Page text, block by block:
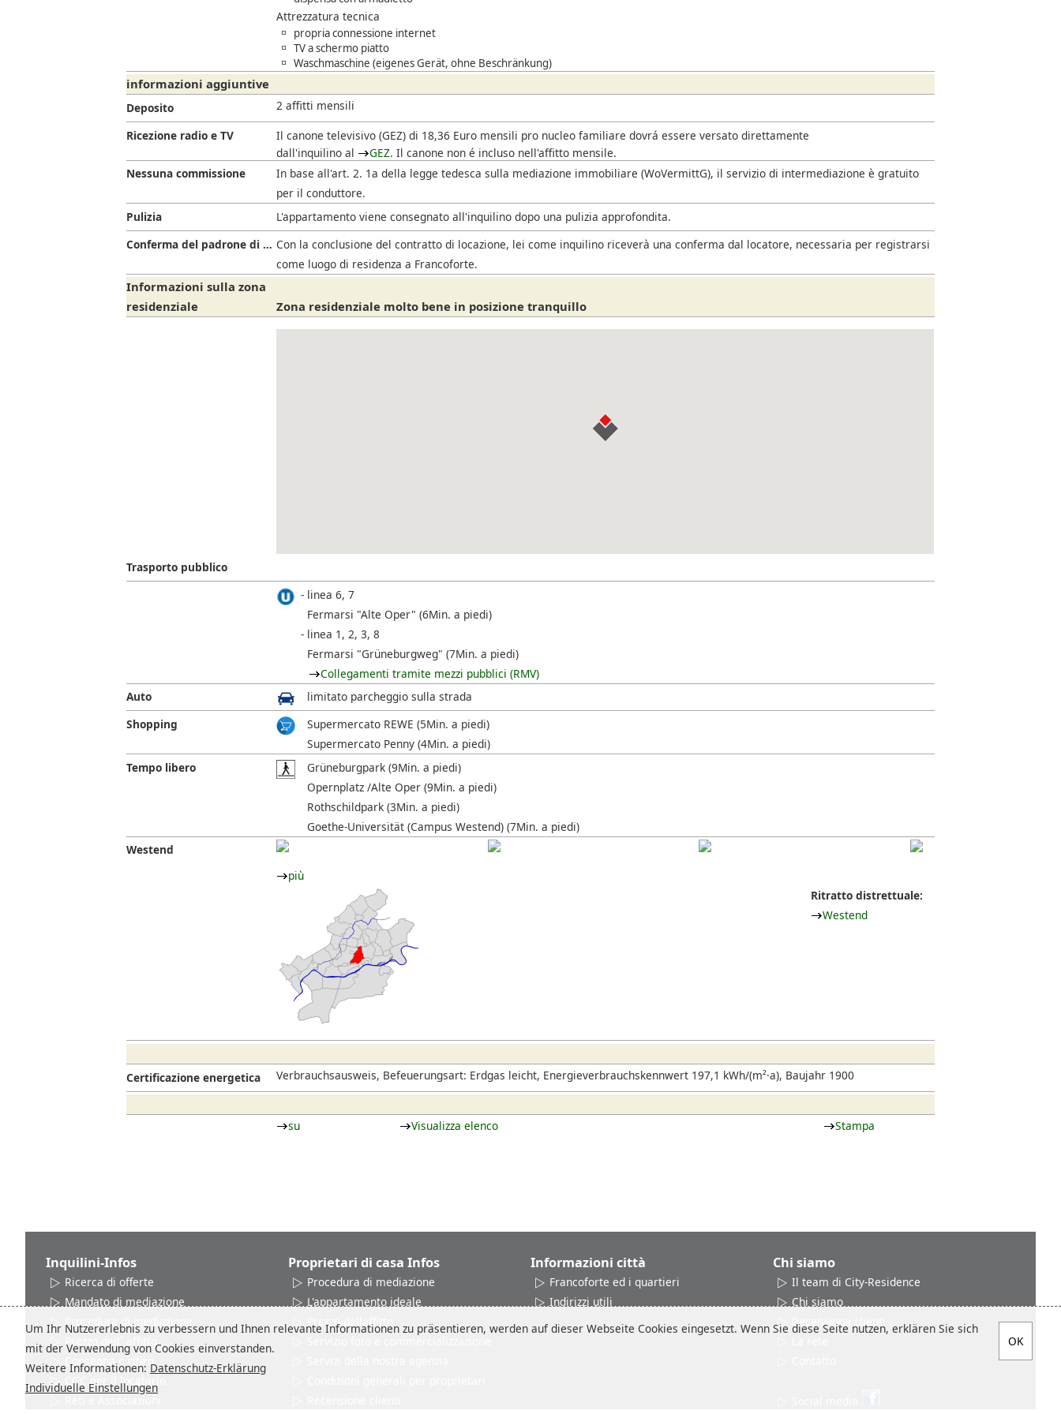
Attrezzatura tecnica
propria connessione internet
TV a schermo piatto
Waschmaschine (eigenes Gerät, ohne Beschränkung)
informazioni aggiuntive
Deposito
2 affitti mensili
Ricezione radio e TV
Il canone televisivo (GEZ) di 18,36 Euro mensili pro nucleo familiare dovrá essere versato direttamente
dall'inquilino al
GEZ. Il canone non é incluso nell'affitto mensile.
Nessuna commissione
In base all'art. 2. 1a della legge tedesca sulla mediazione immobiliare (WoVermittG), il servizio di intermediazione è gratuito
per il conduttore.
Pulizia
L'appartamento viene consegnato all'inquilino dopo una pulizia approfondita.
Conferma del padrone di casa Con la conclusione del contratto di locazione, lei come inquilino riceverà una conferma dal locatore, necessaria per registrarsi
come luogo di residenza a Francoforte.
Informazioni sulla zona
residenziale
Zona residenziale molto bene in posizione tranquillo
Trasporto pubblico
linea 6, 7
Fermarsi "Alte Oper" (6Min. a piedi)
linea 1, 2, 3, 8
Fermarsi "Grüneburgweg" (7Min. a piedi)
Collegamenti tramite mezzi pubblici (RMV)
Auto
limitato parcheggio sulla strada
Shopping
Supermercato REWE (5Min. a piedi)
Supermercato Penny (4Min. a piedi)
Tempo libero
Grüneburgpark (9Min. a piedi)
Opernplatz /Alte Oper (9Min. a piedi)
Rothschildpark (3Min. a piedi)
Goethe-Universität (Campus Westend) (7Min. a piedi)
Westend
più
Ritratto distrettuale:
Westend
Certificazione energetica Verbrauchsausweis, Befeuerungsart: Erdgas leicht, Energieverbrauchskennwert 197,1 kWh/(m²·a), Baujahr 1900
su Visualizza elenco Stampa
Inquilini-Infos
Ricerca di offerte
Mandato di mediazione
Procedura di mediazione
Prezzo dell´ affitto
Consegna e ritiro
CGC per il locatario
Proprietari di casa Infos
Procedura di mediazione
L'appartamento ideale
Prezzo dellaffitto
Informazioni città
Francoforte ed i quartieri
Indirizzi utili
Chi siamo
Il team di City-Residence
Chi siamo
Recensione clienti
Um Ihr Nutzererlebnis zu verbessern und Ihnen relevante Informationen zu präsentieren, werden auf dieser Webseite Cookies eingesetzt. Wenn Sie diese Seite nutzen, erklären Sie sich
mit der Verwendung von Cookies einverstanden.
Weitere Informationen: Datenschutz-Erklärung
Individuelle Einstellungen